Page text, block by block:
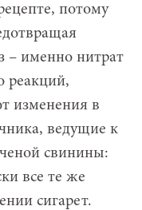
потому
– именно нитрат
реакций,
изменения в
ведущие к
свинины:
все те же
сигарет.